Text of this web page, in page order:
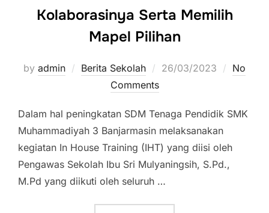
Kolaborasinya Serta Memilih
Mapel Pilihan
by admin Berita Sekolah
Posted
26/03/2023
No
Comments
Dalam hal peningkatan SDM Tenaga Pendidik SMK
Muhammadiyah 3 Banjarmasin melaksanakan
kegiatan In House Training (IHT) yang diisi oleh
Pengawas Sekolah Ibu Sri Mulyaningsih, S.Pd.,
M.Pd yang diikuti oleh seluruh …